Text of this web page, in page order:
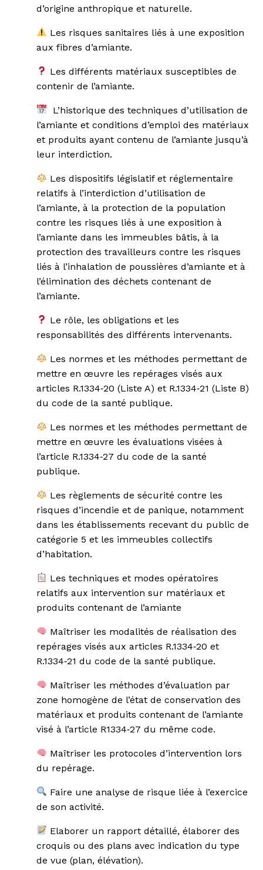
d’origine anthropique et naturelle.
Les risques sanitaires liés à une exposition
aux fibres d’amiante.
Les différents matériaux susceptibles de
contenir de l’amiante.
L’historique des techniques d’utilisation de
l’amiante et conditions d’emploi des matériaux
et produits ayant contenu de l’amiante jusqu’à
leur interdiction.
Les dispositifs législatif et réglementaire
relatifs à l’interdiction d’utilisation de
l’amiante, à la protection de la population
contre les risques liés à une exposition à
l’amiante dans les immeubles bâtis, à la
protection des travailleurs contre les risques
liés à l’inhalation de poussières d’amiante et à
l’élimination des déchets contenant de
l’amiante.
Le rôle, les obligations et les
responsabilités des différents intervenants.
Les normes et les méthodes permettant de
mettre en œuvre les repérages visés aux
articles R.1334‐20 (Liste A) et R.1334‐21 (Liste B)
du code de la santé publique.
Les normes et les méthodes permettant de
mettre en œuvre les évaluations visées à
l’article R.1334‐27 du code de la santé
publique.
Les règlements de sécurité contre les
risques d’incendie et de panique, notamment
dans les établissements recevant du public de
catégorie 5 et les immeubles collectifs
d’habitation.
Les techniques et modes opératoires
relatifs aux intervention sur matériaux et
produits contenant de l’amiante
Maîtriser les modalités de réalisation des
repérages visés aux articles R.1334‐20 et
R.1334‐21 du code de la santé publique.
Maîtriser les méthodes d’évaluation par
zone homogène de l’état de conservation des
matériaux et produits contenant de l’amiante
visé à l’article R1334‐27 du même code.
Maîtriser les protocoles d’intervention lors
du repérage.
Faire une analyse de risque liée à l’exercice
de son activité.
Elaborer un rapport détaillé, élaborer des
croquis ou des plans avec indication du type
de vue (plan, élévation).